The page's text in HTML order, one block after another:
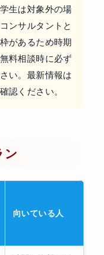
生は対象外の場
ンサルタントと
があるため時期
料相談時に必ず
い。最新情報は
認ください。
ン
向いている人